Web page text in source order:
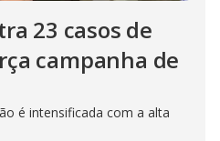
23 casos de
campanha de
é intensificada com a alta